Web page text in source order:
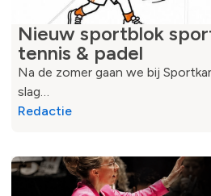
Nieuw sportblok
tennis & padel
Na de zomer gaan we bij
slag…
Redactie